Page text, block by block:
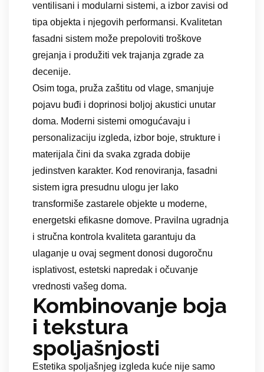
ventilisani i modularni sistemi, a izbor zavisi od
tipa objekta i njegovih performansi. Kvalitetan
fasadni sistem može prepoloviti troškove
grejanja i produžiti vek trajanja zgrade za
decenije.
Osim toga, pruža zaštitu od vlage, smanjuje
pojavu buđi i doprinosi boljoj akustici unutar
doma. Moderni sistemi omogućavaju i
personalizaciju izgleda, izbor boje, strukture i
materijala čini da svaka zgrada dobije
jedinstven karakter. Kod renoviranja, fasadni
sistem igra presudnu ulogu jer lako
transformiše zastarele objekte u moderne,
energetski efikasne domove. Pravilna ugradnja
i stručna kontrola kvaliteta garantuju da
ulaganje u ovaj segment donosi dugoročnu
isplativost, estetski napredak i očuvanje
vrednosti vašeg doma.
Kombinovanje boja
i tekstura
spoljašnjosti
Estetika spoljašnjeg izgleda kuće nije samo